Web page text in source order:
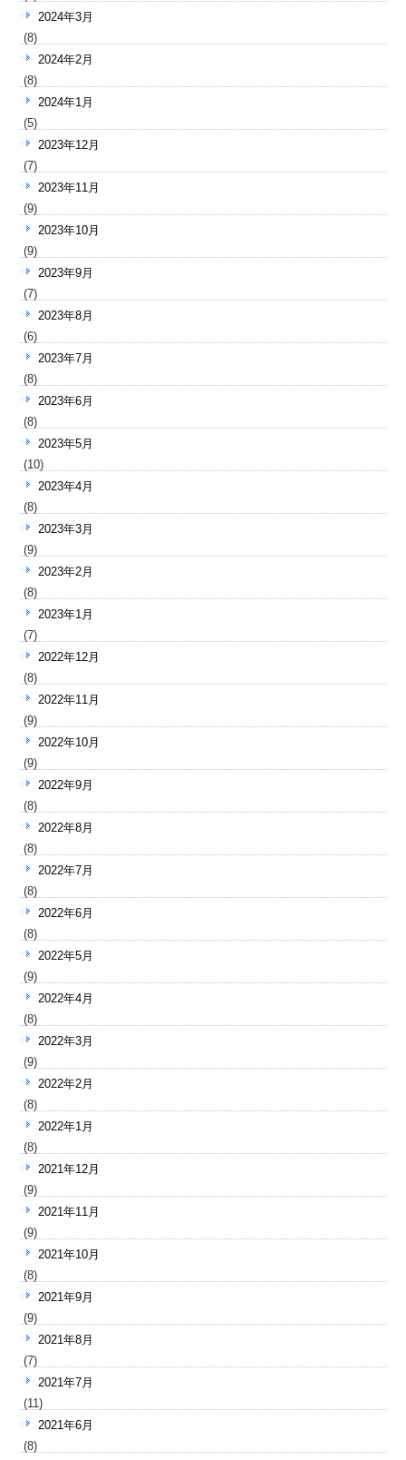
2024年3月
(8)
2024年2月
(8)
2024年1月
(5)
2023年12月
(7)
2023年11月
(9)
2023年10月
(9)
2023年9月
(7)
2023年8月
(6)
2023年7月
(8)
2023年6月
(8)
2023年5月
(10)
2023年4月
(8)
2023年3月
(9)
2023年2月
(8)
2023年1月
(7)
2022年12月
(8)
2022年11月
(9)
2022年10月
(9)
2022年9月
(8)
2022年8月
(8)
2022年7月
(8)
2022年6月
(8)
2022年5月
(9)
2022年4月
(8)
2022年3月
(9)
2022年2月
(8)
2022年1月
(8)
2021年12月
(9)
2021年11月
(9)
2021年10月
(8)
2021年9月
(9)
2021年8月
(7)
2021年7月
(11)
2021年6月
(8)